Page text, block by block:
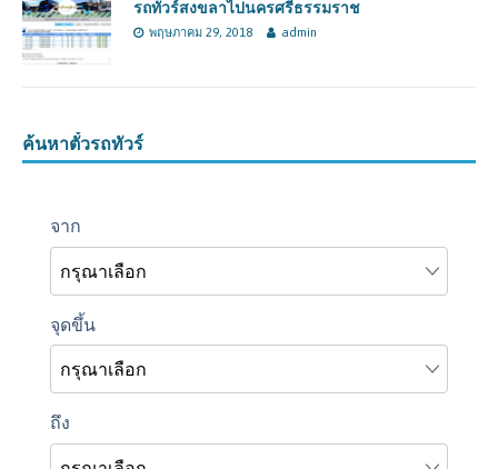
รถทัวร์สงขลาไปนครศรีธรรมราช
พฤษภาคม 29, 2018 admin
ค้นหาตั๋วรถทัวร์